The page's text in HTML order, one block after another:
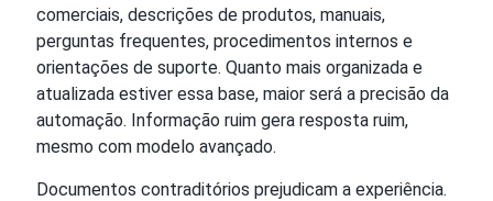
comerciais, descrições de produtos, manuais,
perguntas frequentes, procedimentos internos e
orientações de suporte. Quanto mais organizada e
atualizada estiver essa base, maior será a precisão da
automação. Informação ruim gera resposta ruim,
mesmo com modelo avançado.
Documentos contraditórios prejudicam a experiência.